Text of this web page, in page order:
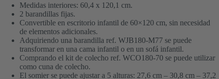
Medidas interiores: 60,4 x 120,1 cm.
2 barandillas fijas.
Convertible en escritorio infantil de 60×120 cm, sin necesidad
de elementos adicionales.
Adquiriendo una barandilla ref. WJB180-M77 se puede
transformar en una cama infantil o en un sofá infantil.
Comprando el kit de colecho ref. WCO180-70 se puede utilizar
como cuna de colecho.
El somier se puede ajustar a 5 alturas: 27,6 cm – 30,8 cm – 37,2